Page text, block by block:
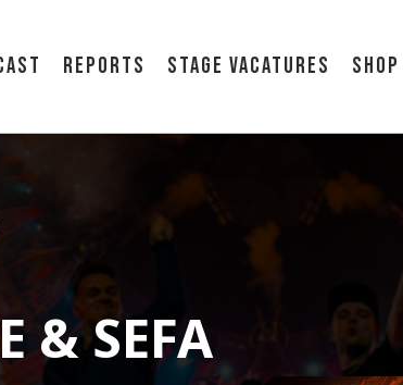
Reports Stage vacatures Shop
& SEFA